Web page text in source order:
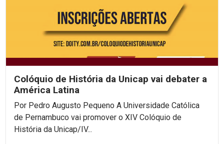
Colóquio de História da Unicap vai debater a
América Latina
Por Pedro Augusto Pequeno A Universidade Católica
de Pernambuco vai promover o XIV Colóquio de
História da Unicap/IV...